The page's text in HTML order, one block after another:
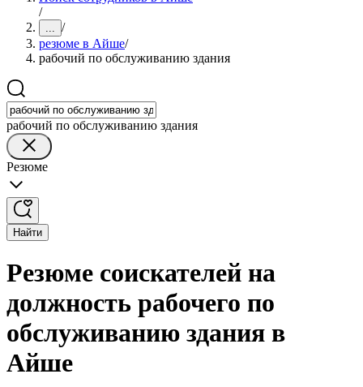
/
... /
резюме в Айше/
рабочий по обслуживанию здания
рабочий по обслуживанию здания
Резюме
Найти
Резюме соискателей на
должность рабочего по
обслуживанию здания в
Айше